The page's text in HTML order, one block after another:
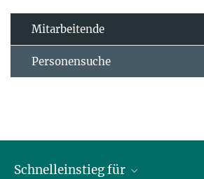
Mitarbeitende
Personensuche
Schnelleinstieg für